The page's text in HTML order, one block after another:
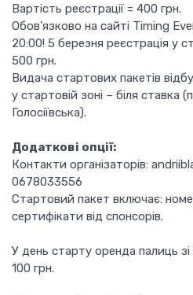
Вартість реєстрації = 400 грн.
Обов’язково на сайті Timing
20:00! 5 березня реєстрація у
500 грн.
Видача стартових пакетів
у стартовій зоні – біля ставка
Голосіївська).
Додаткові опції:
Контакти організаторів:
0678033556
Стартовий пакет включає:
сертифікати від спонсорів.
У день старту оренда палиць
100 грн.